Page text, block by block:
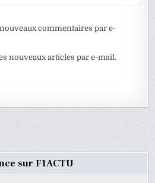
commentaires par e-
nouveaux articles par e-mail.
sur F1ACTU